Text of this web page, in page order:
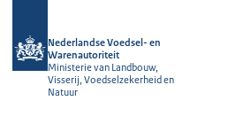
Nederlandse Voedsel- en
Warenautoriteit
Ministerie van Landbouw,
Visserij, Voedselzekerheid en
Natuur